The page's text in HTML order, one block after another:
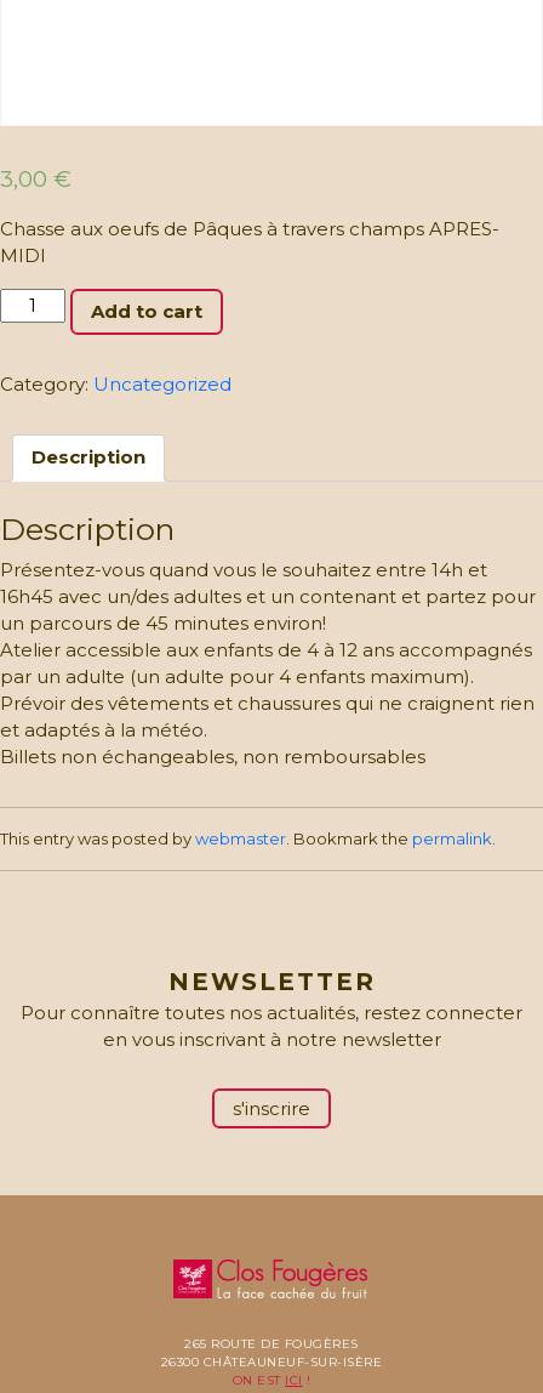
3,00 €
Chasse aux oeufs de Pâques à travers champs APRES-
MIDI
Chasse
aux
de
travers
champs
APRES-
MIDI:
Enfants
de
2
à
12
ans
quantity
Add to cart
Category: Uncategorized
Description
Description
Présentez-vous quand vous le souhaitez entre 14h et
16h45 avec un/des adultes et un contenant et partez pour
un parcours de 45 minutes environ!
Atelier accessible aux enfants de 4 à 12 ans accompagnés
par un adulte (un adulte pour 4 enfants maximum).
Prévoir des vêtements et chaussures qui ne craignent rien
et adaptés à la météo.
Billets non échangeables, non remboursables
This entry was posted bywebmaster . Bookmark the permalink
NEWSLETTER
Pour connaître toutes nos actualités, restez connecter
en vous inscrivant à notre newsletter
s'inscrire
265 ROUTE DE FOUGÈRES
26300 CHÂTEAUNEUF-SUR-ISÈRE
ON EST ICI !